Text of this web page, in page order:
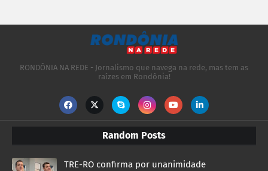
RONDÔNIA NA REDE - Jornalismo que navega na rede, mas tem as
raízes em Rondônia!
Random Posts
TRE-RO confirma por unanimidade